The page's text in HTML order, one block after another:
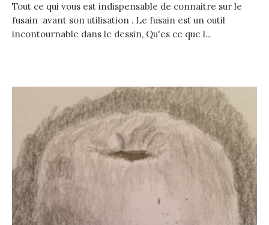
Tout ce qui vous est indispensable de connaitre sur le
fusain avant son utilisation . Le fusain est un outil
incontournable dans le dessin, Qu'es ce que l...